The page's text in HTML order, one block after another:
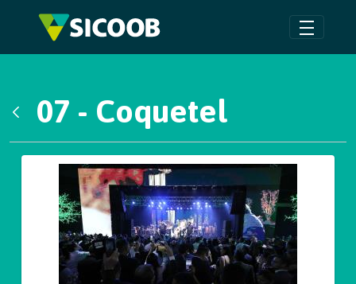
Pular para o Conteúdo principal
07 - Coquetel
Galeria de Mídias